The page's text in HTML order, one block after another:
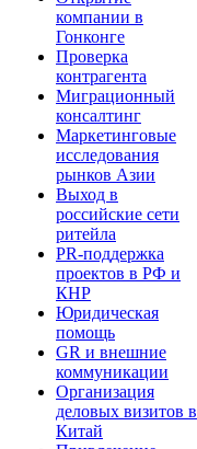
компании в
Гонконге
Проверка
контрагента
Миграционный
консалтинг
Маркетинговые
исследования
рынков Азии
Выход в
российские сети
ритейла
PR-поддержка
проектов в РФ и
КНР
Юридическая
помощь
GR и внешние
коммуникации
Организация
деловых визитов в
Китай